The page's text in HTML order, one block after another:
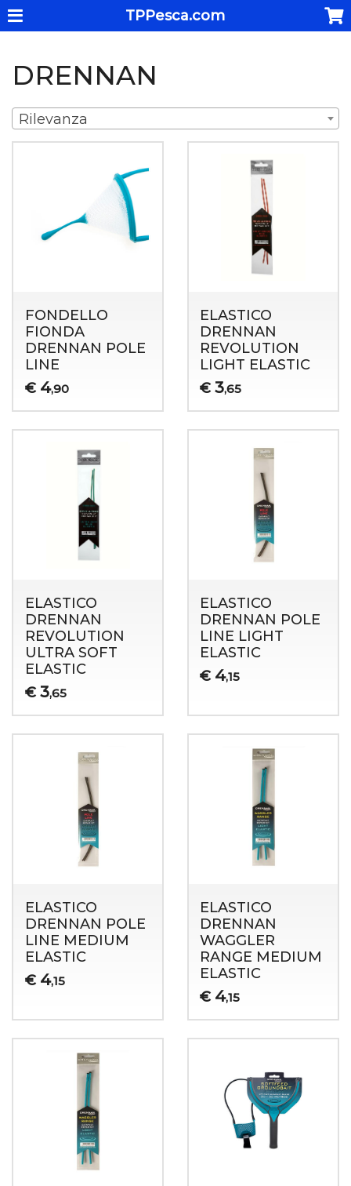
TPPesca.com
DRENNAN
Rilevanza
FONDELLO
FIONDA
DRENNAN POLE
LINE
€ 4,90
ELASTICO
DRENNAN
REVOLUTION
LIGHT ELASTIC
€ 3,65
ELASTICO
DRENNAN
REVOLUTION
ULTRA SOFT
ELASTIC
€ 3,65
ELASTICO
DRENNAN POLE
LINE LIGHT
ELASTIC
€ 4,15
ELASTICO
DRENNAN POLE
LINE MEDIUM
ELASTIC
€ 4,15
ELASTICO
DRENNAN
WAGGLER
RANGE MEDIUM
ELASTIC
€ 4,15